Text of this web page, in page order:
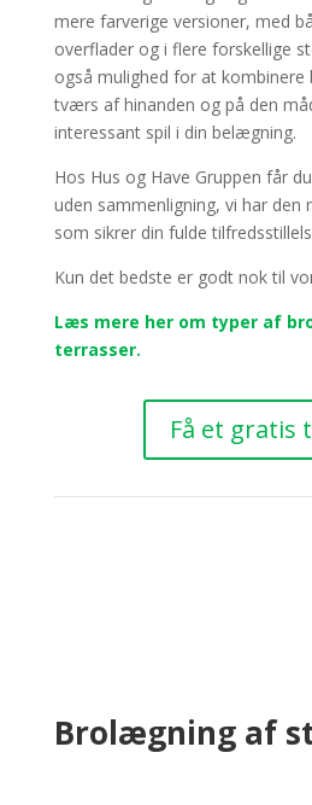
mere farverige versioner, med
overflader og i flere forskellige
også mulighed for at
tværs af hinanden og på den
interessant spil i din belægning.
Hos Hus og Have Gruppen får
uden sammenligning, vi har den
som sikrer din fulde
Kun det bedste er godt nok til
Læs mere her om typer af
terrasser.
Få et gratis
Brolægning af